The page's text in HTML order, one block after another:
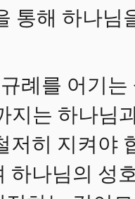
통해 하나님
례를 어기
지는 하나님
저히 지켜야
하나님의 성